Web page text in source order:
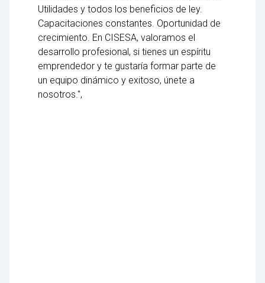
Utilidades y todos los beneficios de ley.
Capacitaciones constantes. Oportunidad de
crecimiento. En CISESA, valoramos el
desarrollo profesional, si tienes un espíritu
emprendedor y te gustaría formar parte de
un equipo dinámico y exitoso, únete a
nosotros.",